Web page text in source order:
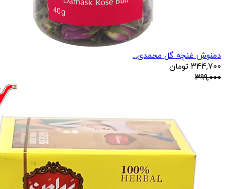
دمنوش غنچه گل محمدی...
344,700 تومان
399,000